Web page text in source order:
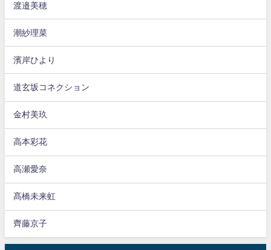
渡邉美穂
潮紗理菜
濱岸ひより
道玄坂コネクション
金村美玖
高本彩花
高瀬愛奈
髙橋未来虹
齊藤京子